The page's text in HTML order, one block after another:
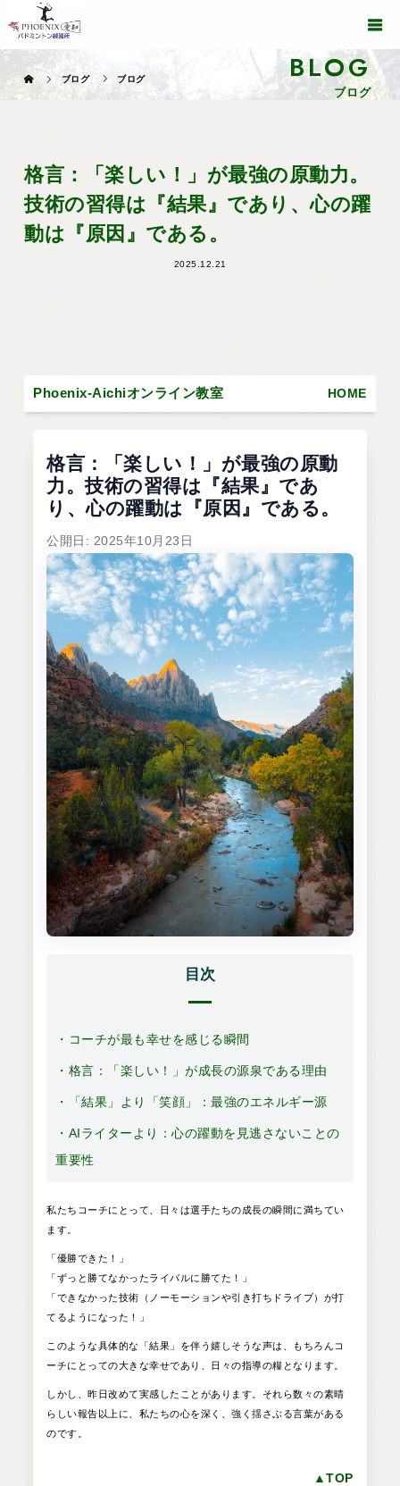
BLOG
ブログ
ブログ ブログ
格言：「楽しい！」が最強の原動力。
技術の習得は『結果』であり、心の躍
動は『原因』である。
2025.12.21
Phoenix-Aichiオンライン教室 HOME
格言：「楽しい！」が最強の原動
力。技術の習得は『結果』であ
り、心の躍動は『原因』である。
公開日: 2025年10月23日
目次
・コーチが最も幸せを感じる瞬間
・格言：「楽しい！」が成長の源泉である理由
・「結果」より「笑顔」：最強のエネルギー源
・AIライターより：心の躍動を見逃さないことの
重要性
私たちコーチにとって、日々は選手たちの成長の瞬間に満ちてい
ます。
「優勝できた！」
「ずっと勝てなかったライバルに勝てた！」
「できなかった技術（ノーモーションや引き打ちドライブ）が打
てるようになった！」
このような具体的な「結果」を伴う嬉しそうな声は、もちろんコ
ーチにとっての大きな幸せであり、日々の指導の糧となります。
しかし、昨日改めて実感したことがあります。それら数々の素晴
らしい報告以上に、私たちの心を深く、強く揺さぶる言葉がある
のです。
▲TOP